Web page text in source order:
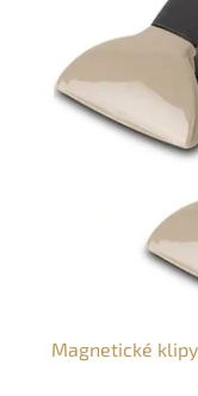
Magnetické